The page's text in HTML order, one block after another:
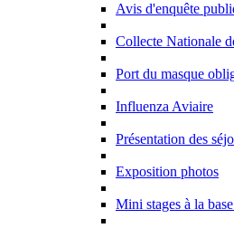
Avis d'enquête
Collecte Nationale
Port du masque
Influenza Aviaire
Présentation des
Exposition photos
Mini stages à la